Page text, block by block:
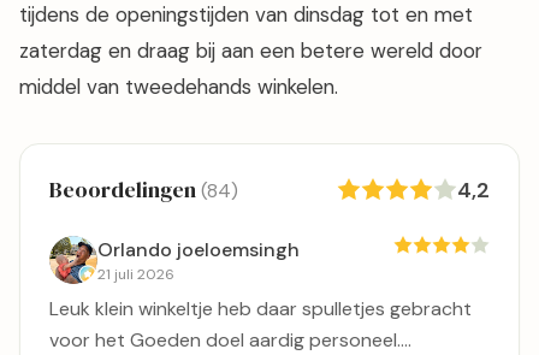
tijdens de openingstijden van dinsdag tot en met
zaterdag en draag bij aan een betere wereld door
middel van tweedehands winkelen.
Beoordelingen(84) 4,2
Orlando joeloemsingh
21 juli 2026
Leuk klein winkeltje heb daar spulletjes gebracht
voor het Goeden doel aardig personeel....